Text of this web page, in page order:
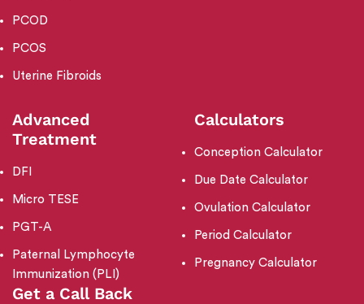
PCOD
PCOS
Uterine Fibroids
Advanced
Treatment
DFI
Micro TESE
PGT-A
Paternal Lymphocyte
Immunization (PLI)
Calculators
Conception Calculator
Due Date Calculator
Ovulation Calculator
Period Calculator
Pregnancy Calculator
Get a Call Back